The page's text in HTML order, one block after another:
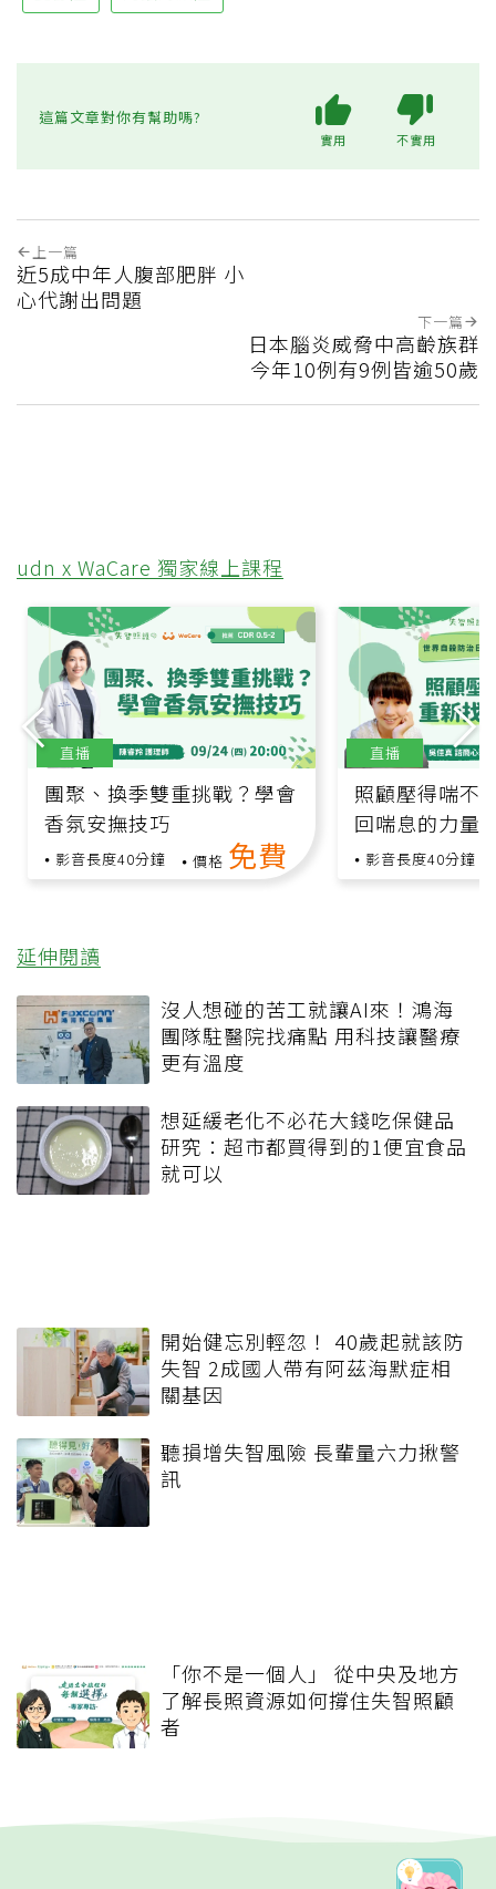
這篇文章對你有幫助嗎?
實用 不實用
上一篇
近5成中年人腹部肥胖 小
心代謝出問題
下一篇
日本腦炎威脅中高齡族群
今年10例有9例皆逾50歲
udn x WaCare 獨家線上課程
團聚、換季雙重挑戰？學會
香氛安撫技巧
影音長度40分鐘 價格 免費
直播
照顧壓得喘不
回喘息的力量
影音長度40分鐘
直播
延伸閱讀
沒人想碰的苦工就讓AI來！鴻海
團隊駐醫院找痛點 用科技讓醫療
更有溫度
想延緩老化不必花大錢吃保健品
研究：超市都買得到的1便宜食品
就可以
開始健忘別輕忽！ 40歲起就該防
失智 2成國人帶有阿茲海默症相
關基因
聽損增失智風險 長輩量六力揪警
訊
「你不是一個人」 從中央及地方
了解長照資源如何撐住失智照顧
者